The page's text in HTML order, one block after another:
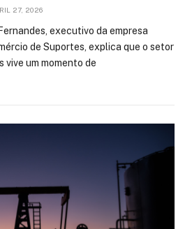
27, 2026
executivo da empresa
de Suportes, explica que o setor
um momento de